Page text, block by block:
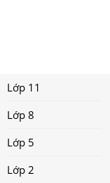
Lớp 11
Lớp 8
Lớp 5
Lớp 2